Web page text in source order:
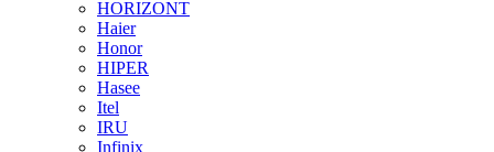
HORIZONT
Haier
Honor
HIPER
Hasee
Itel
IRU
Infinix